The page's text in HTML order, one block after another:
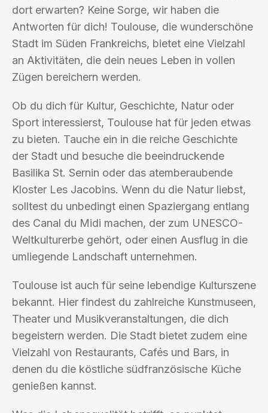
dort erwarten? Keine Sorge, wir haben die
Antworten für dich! Toulouse, die wunderschöne
Stadt im Süden Frankreichs, bietet eine Vielzahl
an Aktivitäten, die dein neues Leben in vollen
Zügen bereichern werden.
Ob du dich für Kultur, Geschichte, Natur oder
Sport interessierst, Toulouse hat für jeden etwas
zu bieten. Tauche ein in die reiche Geschichte
der Stadt und besuche die beeindruckende
Basilika St. Sernin oder das atemberaubende
Kloster Les Jacobins. Wenn du die Natur liebst,
solltest du unbedingt einen Spaziergang entlang
des Canal du Midi machen, der zum UNESCO-
Weltkulturerbe gehört, oder einen Ausflug in die
umliegende Landschaft unternehmen.
Toulouse ist auch für seine lebendige Kulturszene
bekannt. Hier findest du zahlreiche Kunstmuseen,
Theater und Musikveranstaltungen, die dich
begeistern werden. Die Stadt bietet zudem eine
Vielzahl von Restaurants, Cafés und Bars, in
denen du die köstliche südfranzösische Küche
genießen kannst.